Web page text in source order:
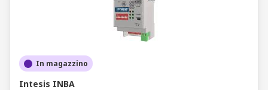
In magazzino
Intesis INBA